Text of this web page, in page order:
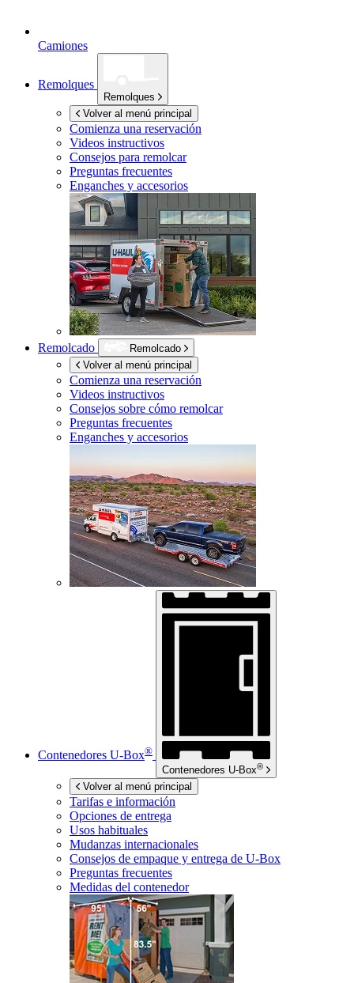
Camiones
Remolques
Remolques
Volver al menú principal
Comienza una reservación
Videos instructivos
Consejos para remolcar
Preguntas frecuentes
Enganches y accesorios
Remolcado
Remolcado
Volver al menú principal
Comienza una reservación
Videos instructivos
Consejos sobre cómo remolcar
Preguntas frecuentes
Enganches y accesorios
Contenedores U-Box®
Contenedores U-Box®
Volver al menú principal
Tarifas e información
Opciones de entrega
Usos habituales
Mudanzas internacionales
Consejos de empaque y entrega de U-Box
Preguntas frecuentes
Medidas del contenedor